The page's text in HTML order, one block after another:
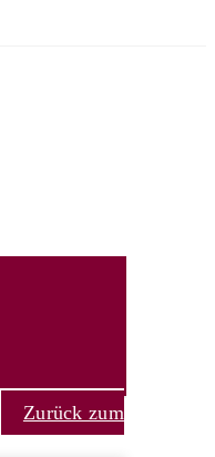
Zurück zum